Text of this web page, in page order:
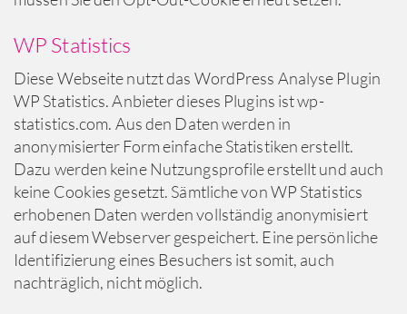
WP Statistics
Diese Webseite nutzt das WordPress Analyse Plugin
WP Statistics. Anbieter dieses Plugins ist wp-
statistics.com. Aus den Daten werden in
anonymisierter Form einfache Statistiken erstellt.
Dazu werden keine Nutzungsprofile erstellt und auch
keine Cookies gesetzt. Sämtliche von WP Statistics
erhobenen Daten werden vollständig anonymisiert
auf diesem Webserver gespeichert. Eine persönliche
Identifizierung eines Besuchers ist somit, auch
nachträglich, nicht möglich.